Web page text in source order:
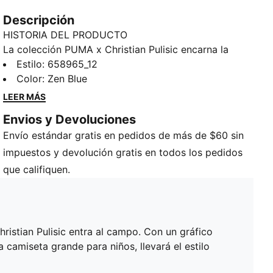
Descripción
HISTORIA DEL PRODUCTO
La colección PUMA x Christian Pulisic encarna la
pasión y la determinación que se muestran cada vez
que Christian Pulisic entra al campo. Con un gráfico
estampado de estrellas inspirado en la bandera
en esta camiseta grande para niños, llevará el estilo
imperdible de Pulisic a donde quiera que vaya.
DETALLES
< ul>
Mangas cortas
Logotipo CP en estampado gráfico inicial
Largo normal
Estilo: 658965_12
Color: Zen Blue
LEER MÁS
Envios y Devoluciones
Envío estándar gratis en pedidos de más de $60 sin
impuestos y devolución gratis en todos los pedidos
que califiquen.
Pulisic entra al campo. Con un gráfico
grande para niños, llevará el estilo